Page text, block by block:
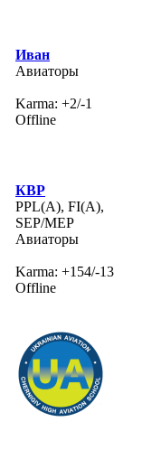
Иван
Авиаторы
Karma: +2/-1
Offline
КВР
PPL(A), FI(A),
SEP/MEP
Авиаторы
Karma: +154/-13
Offline